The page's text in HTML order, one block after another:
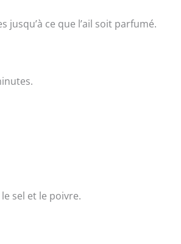
ce que l’ail soit parfumé.
sel et le poivre.